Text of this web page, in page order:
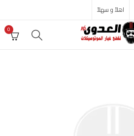
اهلاً و سهلاً
0